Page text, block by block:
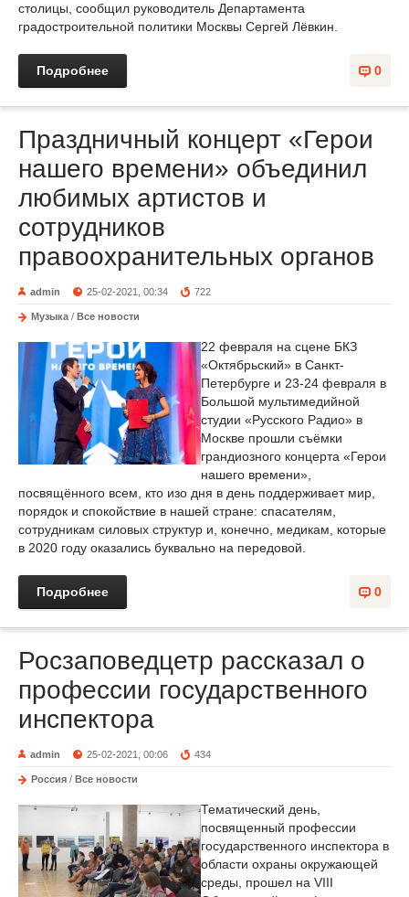
столицы, сообщил руководитель Департамента
градостроительной политики Москвы Сергей Лёвкин.
0
Подробнее
Праздничный концерт «Герои
нашего времени» объединил
любимых артистов и
сотрудников
правоохранительных органов
admin 25-02-2021, 00:34 722
Музыка / Все новости
22 февраля на сцене БКЗ
«Октябрьский» в Санкт-
Петербурге и 23-24 февраля в
Большой мультимедийной
студии «Русского Радио» в
Москве прошли съёмки
грандиозного концерта «Герои
нашего времени»,
посвящённого всем, кто изо дня в день поддерживает мир,
порядок и спокойствие в нашей стране: спасателям,
сотрудникам силовых структур и, конечно, медикам, которые
в 2020 году оказались буквально на передовой.
0
Подробнее
Росзаповедцетр рассказал о
профессии государственного
инспектора
admin 25-02-2021, 00:06 434
Россия / Все новости
Тематический день,
посвященный профессии
государственного инспектора в
области охраны окружающей
среды, прошел на VIII